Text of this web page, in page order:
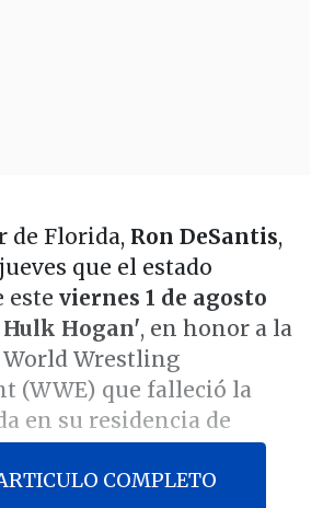
de Florida, Ron DeSantis,
que el estado
este viernes 1 de agosto
Hulk Hogan', en honor a la
World Wrestling
(WWE) que falleció la
en su residencia de
COMPLETO